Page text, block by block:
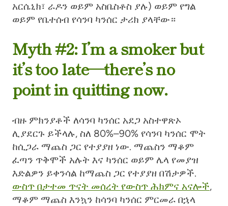
አርሴኒክ፣ ራዶን ወይም አስቤስቶስ ያሉ) ወይም የግል
ወይም የቤተሰብ የሳንባ ካንሰር ታሪክ ያላቸው።
Myth #2: I’m a smoker but
it’s too late—there’s no
point in quitting now.
ብዙ ምክንያቶች ለሳንባ ካንሰር አደጋ አስተዋጽኦ
ሊያደርጉ ይችላሉ, ስለ 80%–90% የሳንባ ካንሰር ሞት
ከሲጋራ ማጨስ ጋር የተያያዘ ነው. ማጨስን ማቆም
ፈጣን ጥቅሞች አሉት እና ካንሰር ወይም ሌላ የመያዝ
እድልዎን ይቀንሳል ከማጨስ ጋር የተያያዘ በሽታዎች.
ውስጥ በታተመ ጥናት መሰረት የውስጥ ሕክምና አናሎች,
ማቆም ማጨስ እንኳን ከሳንባ ካንሰር ምርመራ በኋላ